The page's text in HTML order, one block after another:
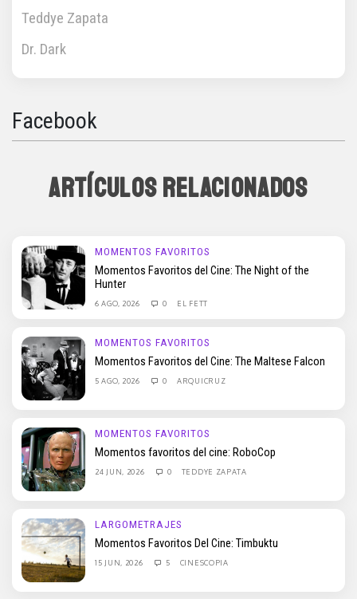
Teddye Zapata
Dr. Dark
Facebook
ARTÍCULOS RELACIONADOS
MOMENTOS FAVORITOS
Momentos Favoritos del Cine: The Night of the
Hunter
6 AGO, 2026 0 EL FETT
MOMENTOS FAVORITOS
Momentos Favoritos del Cine: The Maltese Falcon
5 AGO, 2026 0 ARQUICRUZ
MOMENTOS FAVORITOS
Momentos favoritos del cine: RoboCop
24 JUN, 2026 0 TEDDYE ZAPATA
LARGOMETRAJES
Momentos Favoritos Del Cine: Timbuktu
15 JUN, 2026 5 CINESCOPIA